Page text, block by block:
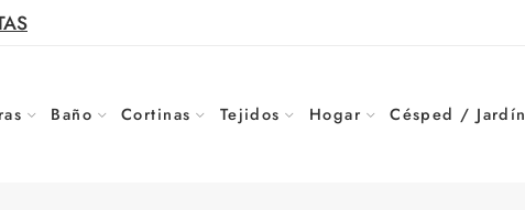
Baño Cortinas Tejidos Hogar Césped / Jardín